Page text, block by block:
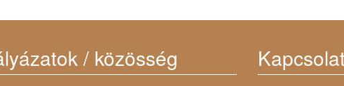
/ közösség Kapcsolat